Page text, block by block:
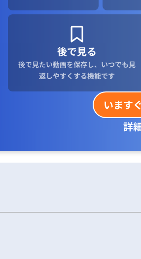
後で見る
後で見たい動画を保存し、いつでも見
返しやすくする機能です
います
詳